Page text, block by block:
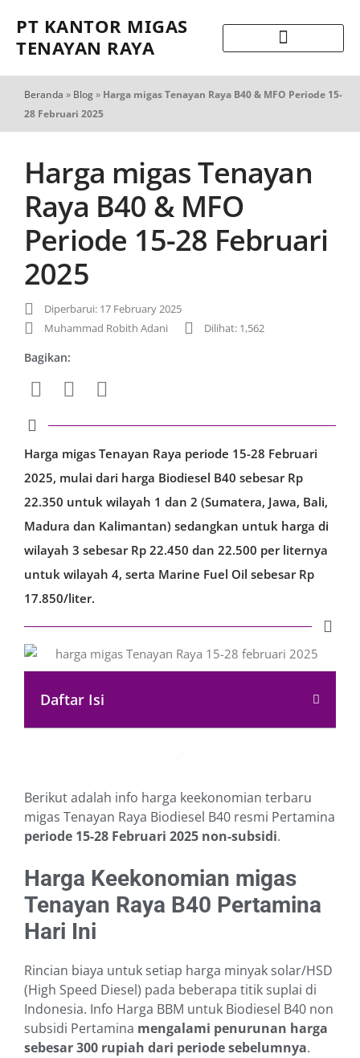
PT KANTOR MIGAS
TENAYAN RAYA
Beranda » Blog» Harga migas Tenayan Raya B40 & MFO Periode 15-
28 Februari 2025
Harga migas Tenayan
Raya B40 & MFO
Periode 15-28 Februari
2025
Diperbarui: 17 February 2025
Muhammad Robith Adani
Dilihat: 1,562
Bagikan:
Harga migas Tenayan Raya periode 15-28 Februari
2025, mulai dari harga Biodiesel B40 sebesar Rp
22.350 untuk wilayah 1 dan 2 (Sumatera, Jawa, Bali,
Madura dan Kalimantan) sedangkan untuk harga di
wilayah 3 sebesar Rp 22.450 dan 22.500 per liternya
untuk wilayah 4, serta Marine Fuel Oil sebesar Rp
17.850/liter.
Daftar Isi
Berikut adalah info harga keekonomian terbaru
migas Tenayan Raya Biodiesel B40 resmi Pertamina
periode 15-28 Februari 2025 non-subsidi.
Harga Keekonomian migas
Tenayan Raya B40 Pertamina
Hari Ini
Rincian biaya untuk setiap harga minyak solar/HSD
(High Speed Diesel) pada beberapa titik suplai di
Indonesia. Info Harga BBM untuk Biodiesel B40 non
subsidi Pertamina mengalami penurunan harga
sebesar 300 rupiah dari periode sebelumnya.